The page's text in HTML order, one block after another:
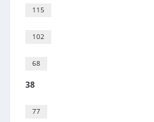
115
102
68
38
77